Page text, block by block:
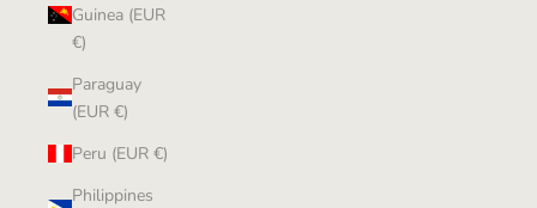
Guinea (EUR
€)
Paraguay
(EUR €)
Peru (EUR €)
Philippines